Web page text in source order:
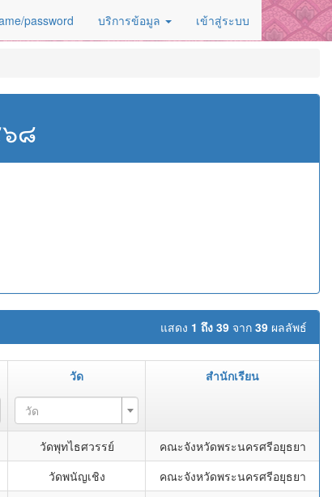
password บริการข้อมูล เข้าสู่ระบบ
๘
แสดง 1 ถึง 39 จาก 39 ผลลัพธ์
วัด สำนักเรียน
วัด
วัดพุทไธศวรรย์
คณะจังหวัดพระนครศรีอยุธยา
วัดพนัญเชิง
คณะจังหวัดพระนครศรีอยุธยา